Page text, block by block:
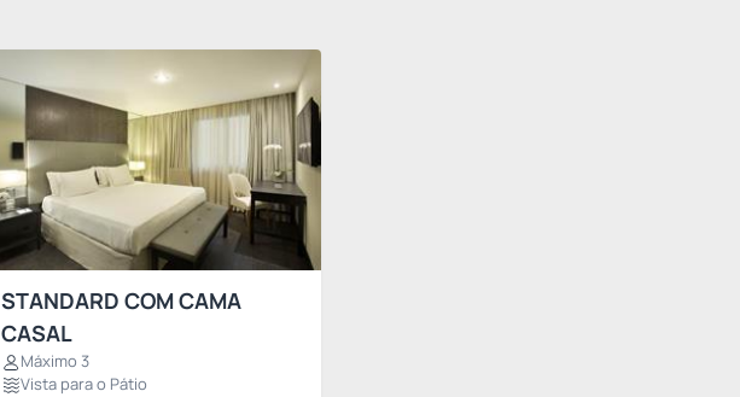
STANDARD COM CAMA
CASAL
Máximo 3
Vista para o Pátio